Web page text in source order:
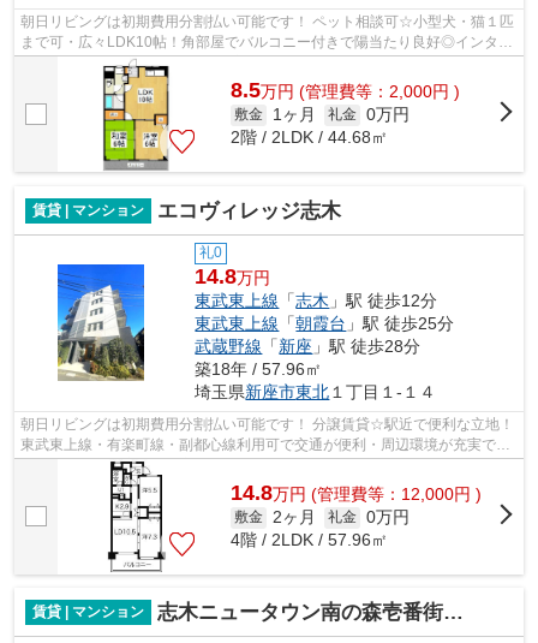
朝日リビングは初期費用分割払い可能です！ ペット相談可☆小型犬・猫１匹
まで可・広々LDK10帖！角部屋でバルコニー付きで陽当たり良好◎インター
ネット無料●バス・トイレ別・独立洗面台...
8.5万円 (管理費等：2,000円 )
敷金 1ヶ月 礼金 0万円
2階 / 2LDK / 44.68㎡
賃貸 | マンション エコヴィレッジ志木
礼0
14.8万円
東武東上線 「志木 」駅 徒歩12分
東武東上線 「朝霞台 」駅 徒歩25分
武蔵野線 「新座 」駅 徒歩28分
築18年 / 57.96㎡
埼玉県新座市東北 １丁目１-１４
朝日リビングは初期費用分割払い可能です！ 分譲賃貸☆駅近で便利な立地！
東武東上線・有楽町線・副都心線利用可で交通が便利・周辺環境が充実で生
活のしやすい環境です。広々バルコニ...
14.8万円 (管理費等：12,000円 )
敷金 2ヶ月 礼金 0万円
4階 / 2LDK / 57.96㎡
賃貸 | マンション 志木ニュータウン南の森壱番街１３号棟